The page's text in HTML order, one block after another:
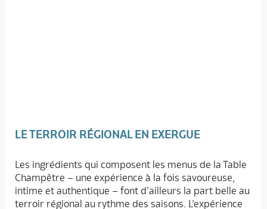
LE TERROIR RÉGIONAL EN EXERGUE
Les ingrédients qui composent les menus de la Table
Champêtre – une expérience à la fois savoureuse,
intime et authentique – font d’ailleurs la part belle au
terroir régional au rythme des saisons. L’expérience